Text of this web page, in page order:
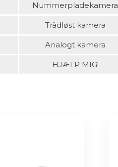
Nummerpladekamera
Trådløst kamera
Analogt kamera
HJÆLP MIG!